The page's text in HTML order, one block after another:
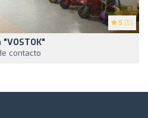
5 (5)
contacto